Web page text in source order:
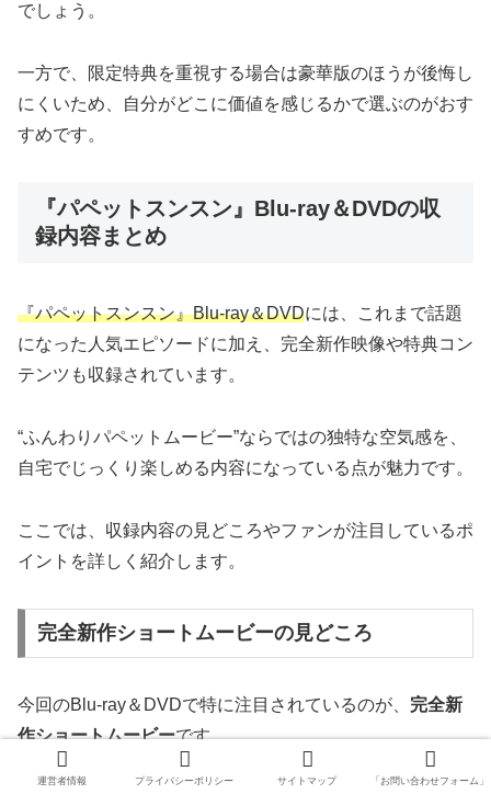
でしょう。
一方で、限定特典を重視する場合は豪華版のほうが後悔し
にくいため、自分がどこに価値を感じるかで選ぶのがおす
すめです。
『パペットスンスン』Blu-ray＆DVDの収
録内容まとめ
『パペットスンスン』Blu-ray＆DVDには、これまで話題
になった人気エピソードに加え、完全新作映像や特典コン
テンツも収録されています。
“ふんわりパペットムービー”ならではの独特な空気感を、
自宅でじっくり楽しめる内容になっている点が魅力です。
ここでは、収録内容の見どころやファンが注目しているポ
イントを詳しく紹介します。
完全新作ショートムービーの見どころ
今回のBlu-ray＆DVDで特に注目されているのが、 完全新
作ショートムービーです。
運営者情報 プライバシーポリシー サイトマップ 「お問い合わせフォーム」